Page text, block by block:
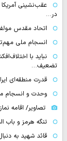
عقب‌نشینی
در…
اتحاد مقدس
انسجام ملی
نباید با
تضعیف…
قدرت منطقه‌ای
وحدت و انسجام
تصاویر/ اقامه
تنگه‌ هرمز و باب
قائد شهید به